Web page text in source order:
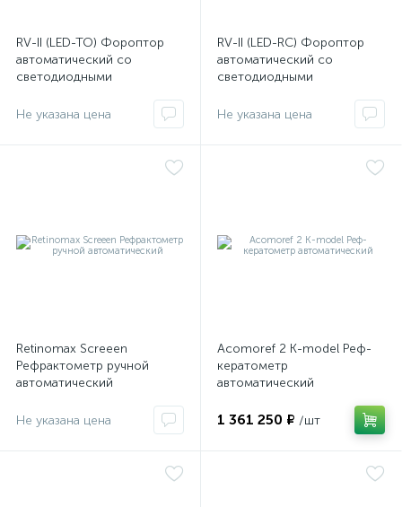
RV-II (LED-TO) Фороптор
автоматический со
светодиодными
настольным пультом
Не указана цена
RV-II (LED-RC) Фороптор
автоматический со
светодиодными
переносным пультом
Не указана цена
Retinomax Screeen
Рефрактометр ручной
автоматический
Не указана цена
Асоmoref 2 К-model Реф-
кератометр
автоматический
1 361 250 ₽ /шт